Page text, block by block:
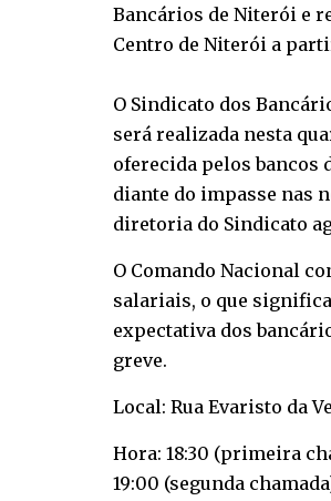
Bancários de Niterói e
Centro de Niterói a
O Sindicato dos
será realizada nesta
oferecida pelos bancos
diante do impasse nas
diretoria do Sindicato
O Comando Nacional
salariais, o que
expectativa dos
greve.
Local: Rua Evaristo da
Hora: 18:30 (primeira
19:00 (segunda